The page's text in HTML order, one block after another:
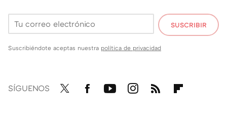
SUSCRIBIR
Suscribiéndote aceptas nuestra política de privacidad
SÍGUENOS